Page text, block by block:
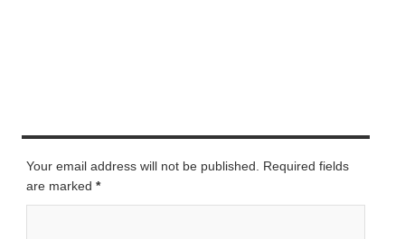
Your email address will not be published. Required fields
are marked *